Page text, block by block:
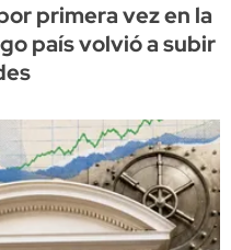
primera vez en la
país volvió a subir